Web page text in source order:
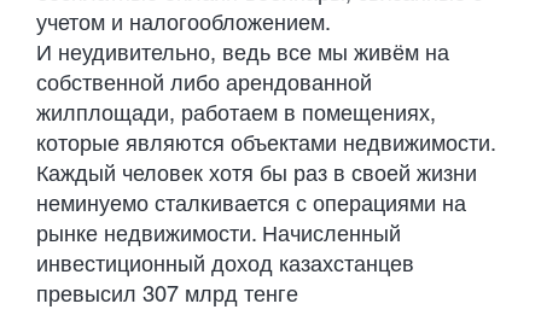
учетом и налогообложением.
И неудивительно, ведь все мы живём на
собственной либо арендованной
жилплощади, работаем в помещениях,
которые являются объектами недвижимости.
Каждый человек хотя бы раз в своей жизни
неминуемо сталкивается с операциями на
рынке недвижимости. Начисленный
инвестиционный доход казахстанцев
превысил 307 млрд тенге